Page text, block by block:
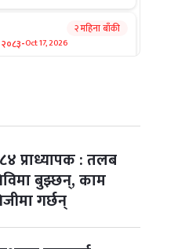
-Oct 17, 2026
२ महिना बाँकी
-Oct 20, 2026
-Oct 21, 2026
प्राध्यापक : तलब
बुझ्छन्, काम
गर्छन्